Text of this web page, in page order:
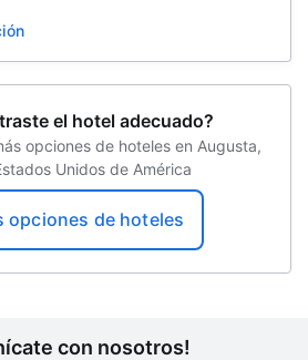
en el lobby
sin asistencia gratuito
físico
abierto las 24 horas
el hotel adecuado?
opciones de hoteles en Augusta,
Unidos de América
opciones de hoteles
con nosotros!